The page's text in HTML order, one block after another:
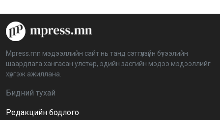
аймагт үргэлжилж байна
BTS-ийн тоглолтыг Netflix дэлхий даяар шууд
дамжуулна
Иргэдийн төлөөлөгчдийн хурлын 2026 оны
Mpress.mn мэдээллийн сайт нь танд сэтгүүлзүйн бүтээлийн
шаардлага хангасан улстөр, эдийн засгийн мэдээ мэдээллийг
хүргэж ажиллана.
Бидний тухай
Редакцийн бодлого